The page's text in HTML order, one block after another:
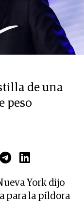
de una
peso
York dijo
para la píldora